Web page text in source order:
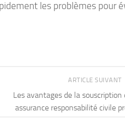
les problèmes pour
ARTICLE SUIVANT
Les avantages de la souscription
assurance responsabilité civile